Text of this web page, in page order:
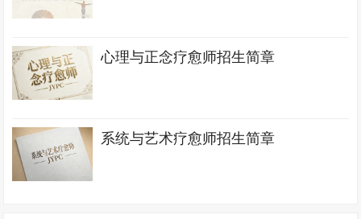
心理与正念疗愈师招生简章
系统与艺术疗愈师招生简章